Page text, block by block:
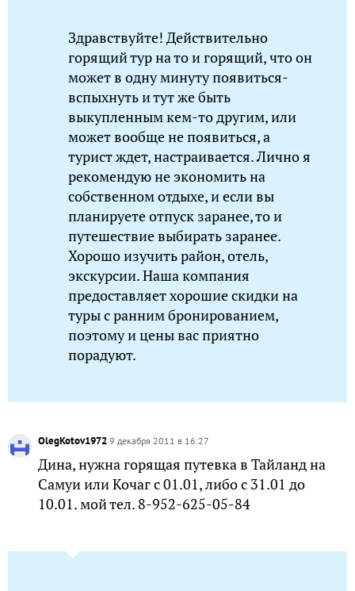
Здравствуйте! Действительно
горящий тур на то и горящий, что он
может в одну минуту появиться-
вспыхнуть и тут же быть
выкупленным кем-то другим, или
может вообще не появиться, а
турист ждет, настраивается. Лично я
рекомендую не экономить на
собственном отдыхе, и если вы
планируете отпуск заранее, то и
путешествие выбирать заранее.
Хорошо изучить район, отель,
экскурсии. Наша компания
предоставляет хорошие скидки на
туры с ранним бронированием,
поэтому и цены вас приятно
порадуют.
OlegKotov1972 9 декабря 2011 в 16:27
Дина, нужна горящая путевка в Тайланд на
Самуи или Кочаг с 01.01, либо с 31.01 до
10.01. мой тел. 8-952-625-05-84